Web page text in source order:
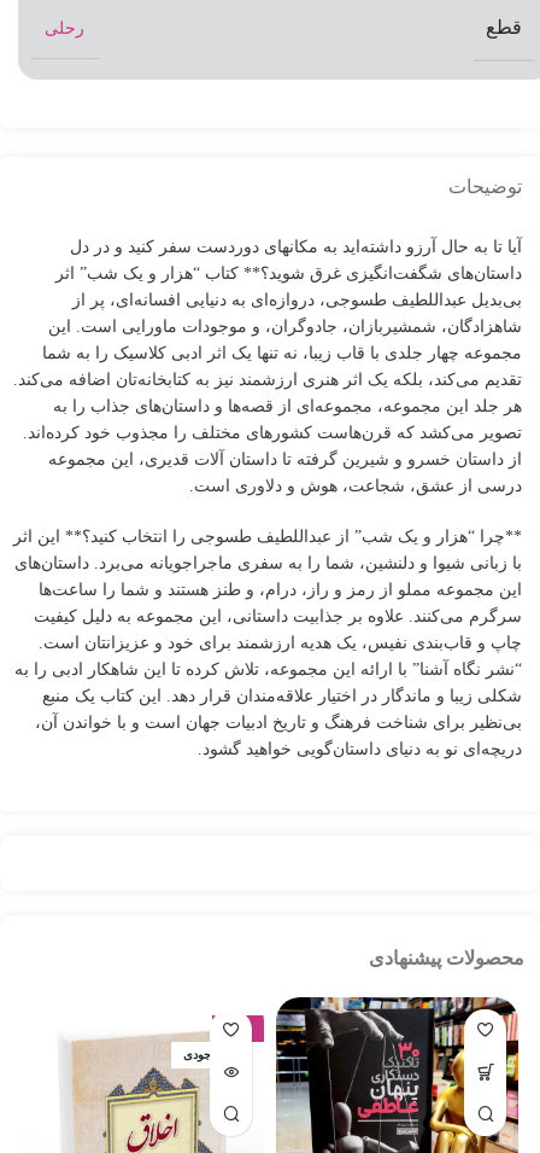
قطع رحلی
توضیحات
آیا تا به حال آرزو داشته‌اید به مکانهای دوردست سفر کنید و در دل
داستان‌های شگفت‌انگیزی غرق شوید؟** کتاب “هزار و یک شب” اثر
بی‌بدیل عبداللطیف طسوجی، دروازه‌ای به دنیایی افسانه‌ای، پر از
شاهزادگان، شمشیربازان، جادوگران، و موجودات ماورایی است. این
مجموعه چهار جلدی با قاب زیبا، نه تنها یک اثر ادبی کلاسیک را به شما
تقدیم می‌کند، بلکه یک اثر هنری ارزشمند نیز به کتابخانه‌تان اضافه می‌کند.
هر جلد این مجموعه، مجموعه‌ای از قصه‌ها و داستان‌های جذاب را به
تصویر می‌کشد که قرن‌هاست کشورهای مختلف را مجذوب خود کرده‌اند.
از داستان خسرو و شیرین گرفته تا داستان آلات قدیری، این مجموعه
درسی از عشق، شجاعت، هوش و دلاوری است.
**چرا “هزار و یک شب” از عبداللطیف طسوجی را انتخاب کنید؟** این اثر
با زبانی شیوا و دلنشین، شما را به سفری ماجراجویانه می‌برد. داستان‌های
این مجموعه مملو از رمز و راز، درام، و طنز هستند و شما را ساعت‌ها
سرگرم می‌کنند. علاوه بر جذابیت داستانی، این مجموعه به دلیل کیفیت
چاپ و قاب‌بندی نفیس، یک هدیه ارزشمند برای خود و عزیزانتان است.
“نشر نگاه آشنا” با ارائه این مجموعه، تلاش کرده تا این شاهکار ادبی را به
شکلی زیبا و ماندگار در اختیار علاقه‌مندان قرار دهد. این کتاب یک منبع
بی‌نظیر برای شناخت فرهنگ و تاریخ ادبیات جهان است و با خواندن آن،
دریچه‌ای نو به دنیای داستان‌گویی خواهید گشود.
محصولات پیشنهادی
-17%
اتمام موجودی